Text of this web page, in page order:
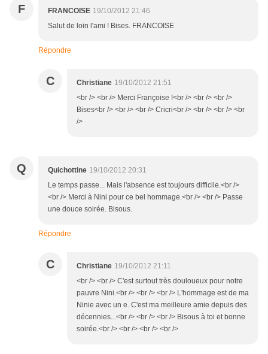
F FRANCOISE 19/10/2012 21:46
Salut de loin l'ami ! Bises. FRANCOISE
Répondre
C Christiane 19/10/2012 21:51
<br /> <br /> Merci Françoise !<br /> <br /> <br />
Bises<br /> <br /> <br /> Cricri<br /> <br /> <br /> <br
/>
Q Quichottine 19/10/2012 20:31
Le temps passe... Mais l'absence est toujours difficile.<br />
<br /> Merci à Nini pour ce bel hommage.<br /> <br /> Passe
une douce soirée. Bisous.
Répondre
C Christiane 19/10/2012 21:11
<br /> <br /> C'est surtout très douloueux pour notre
pauvre Nini.<br /> <br /> <br /> L'hommage est de ma
Ninie avec un e. C'est ma meilleure amie depuis des
décennies...<br /> <br /> <br /> Bisous à toi et bonne
soirée.<br /> <br /> <br /> <br />